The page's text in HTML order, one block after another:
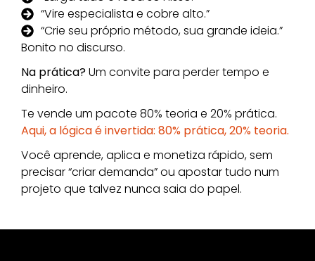
“Vire especialista e cobre alto.”
“Crie seu próprio método, sua grande ideia.”
Bonito no discurso.
Na prática?Um convite para perder tempo e
dinheiro.
Te vende um pacote 80% teoria e 20% prática.
Aqui, a lógica é invertida: 80% prática, 20% teoria.
Você aprende, aplica e monetiza rápido, sem
precisar “criar demanda” ou apostar tudo num
projeto que talvez nunca saia do papel.